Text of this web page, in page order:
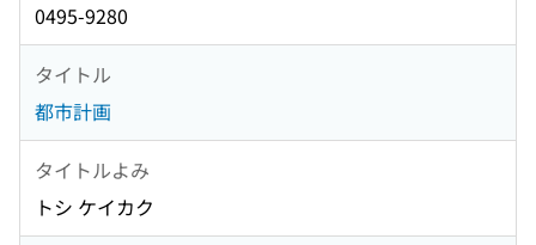
0495-9280
タイトル
都市計画
タイトルよみ
トシ ケイカク